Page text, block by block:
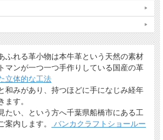
等は予告なく変更となる場合があります。
フト袋にお入れして本革製のチャームをお付けし
ふれる革小物は本牛革という天然の素材
マンが一つ一つ手作りしている国産の革
立体的な工法
和みがあり、持つほどに手になじみ経年
ます。
たい、という方へ千葉県船橋市にある工
案内します。
バンカクラフトショールー